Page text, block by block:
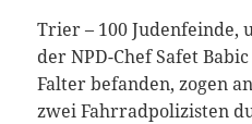
Trier – 100 Judenfeinde,
der NPD-Chef Safet
Falter befanden, zogen
zwei Fahrradpolizisten